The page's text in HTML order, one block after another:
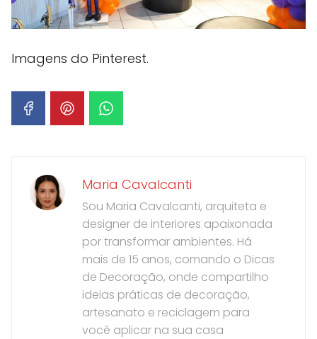
Imagens do Pinterest.
Maria Cavalcanti
Sou Maria Cavalcanti, arquiteta e
designer de interiores apaixonada
por transformar ambientes. Há
mais de 15 anos, comando o Dicas
de Decoração, onde compartilho
ideias práticas de decoração,
artesanato e reciclagem para
você aplicar na sua casa